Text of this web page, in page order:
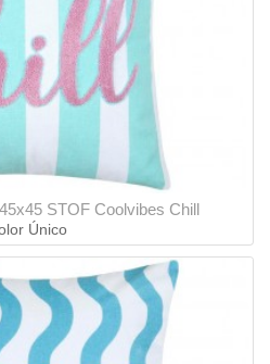
STOF Coolvibes Chill
Único